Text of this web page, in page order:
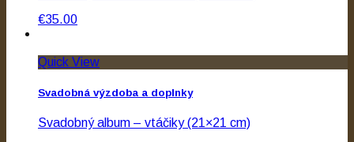
€35.00
Quick View
Svadobná výzdoba a doplnky
Svadobný album – vtáčiky (21×21 cm)